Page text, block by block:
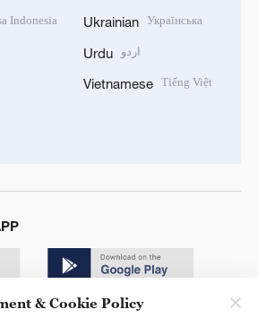
Indonesia Ukrainian Українська
Urdu اردو
Vietnamese Tiếng Việt
& Cookie Policy